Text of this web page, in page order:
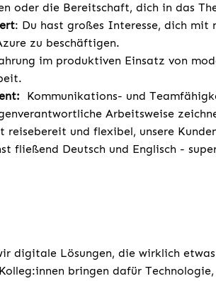
oder die Bereitschaft, dich in das
: Du hast großes Interesse, dich mit
zu beschäftigen.
im produktiven Einsatz von
Kommunikations- und
Arbeitsweise
reisebereit und flexibel, unsere
fließend Deutsch und Englisch -
digitale Lösungen, die wirklich
bringen dafür